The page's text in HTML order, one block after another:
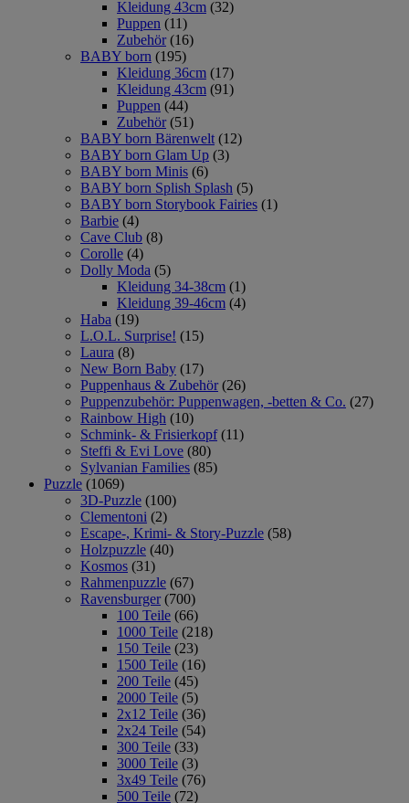
Kleidung 43cm (32)
Puppen (11)
Zubehör (16)
BABY born (195)
Kleidung 36cm (17)
Kleidung 43cm (91)
Puppen (44)
Zubehör (51)
BABY born Bärenwelt (12)
BABY born Glam Up (3)
BABY born Minis (6)
BABY born Splish Splash (5)
BABY born Storybook Fairies (1)
Barbie (4)
Cave Club (8)
Corolle (4)
Dolly Moda (5)
Kleidung 34-38cm (1)
Kleidung 39-46cm (4)
Haba (19)
L.O.L. Surprise! (15)
Laura (8)
New Born Baby (17)
Puppenhaus & Zubehör (26)
Puppenzubehör: Puppenwagen, -betten & Co. (27)
Rainbow High (10)
Schmink- & Frisierkopf (11)
Steffi & Evi Love (80)
Sylvanian Families (85)
Puzzle (1069)
3D-Puzzle (100)
Clementoni (2)
Escape-, Krimi- & Story-Puzzle (58)
Holzpuzzle (40)
Kosmos (31)
Rahmenpuzzle (67)
Ravensburger (700)
100 Teile (66)
1000 Teile (218)
150 Teile (23)
1500 Teile (16)
200 Teile (45)
2000 Teile (5)
2x12 Teile (36)
2x24 Teile (54)
300 Teile (33)
3000 Teile (3)
3x49 Teile (76)
500 Teile (72)